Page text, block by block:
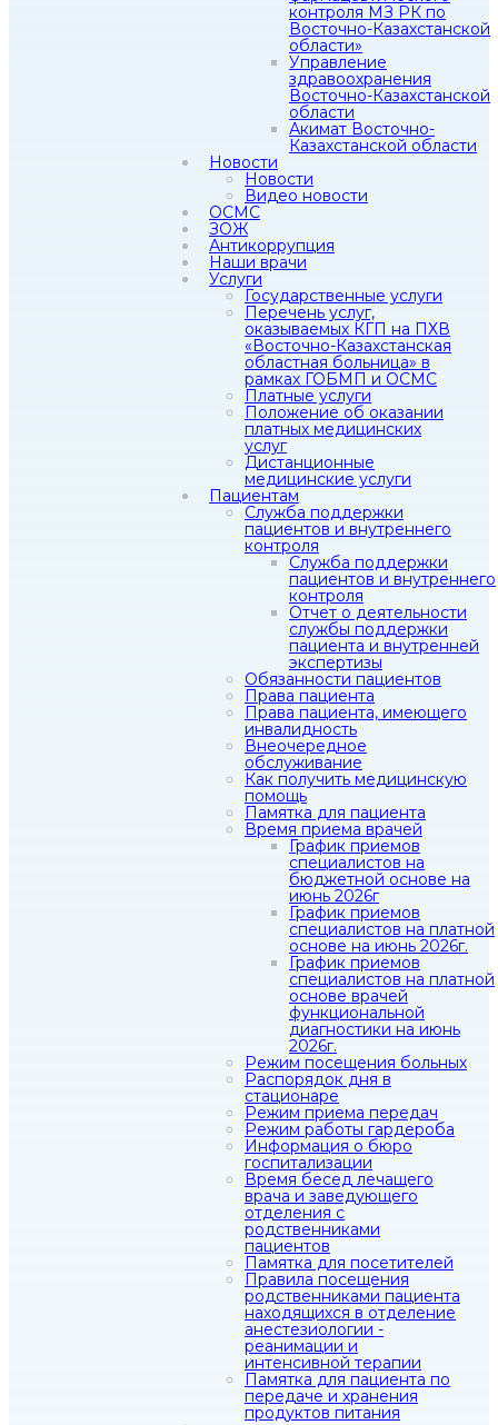
контроля МЗ РК по
Восточно-Казахстанской
области»
Управление
здравоохранения
Восточно-Казахстанской
области
Акимат Восточно-
Казахстанской области
Новости
Новости
Видео новости
ОСМС
ЗОЖ
Антикоррупция
Наши врачи
Услуги
Государственные услуги
Перечень услуг,
оказываемых КГП на ПХВ
«Восточно-Казахстанская
областная больница» в
рамках ГОБМП и ОСМС
Платные услуги
Положение об оказании
платных медицинских
услуг
Дистанционные
медицинские услуги
Пациентам
Служба поддержки
пациентов и внутреннего
контроля
Служба поддержки
пациентов и внутреннего
контроля
Отчет о деятельности
службы поддержки
пациента и внутренней
экспертизы
Обязанности пациентов
Права пациента
Права пациента, имеющего
инвалидность
Внеочередное
обслуживание
Как получить медицинскую
помощь
Памятка для пациента
Время приема врачей
График приемов
специалистов на
бюджетной основе на
июнь 2026г
График приемов
специалистов на платной
основе на июнь 2026г.
График приемов
специалистов на платной
основе врачей
функциональной
диагностики на июнь
2026г.
Режим посещения больных
Распорядок дня в
стационаре
Режим приема передач
Режим работы гардероба
Информация о бюро
госпитализации
Время бесед лечащего
врача и заведующего
отделения с
родственниками
пациентов
Памятка для посетителей
Правила посещения
родственниками пациента
находящихся в отделение
анестезиологии -
реанимации и
интенсивной терапии
Памятка для пациента по
передаче и хранения
продуктов питания